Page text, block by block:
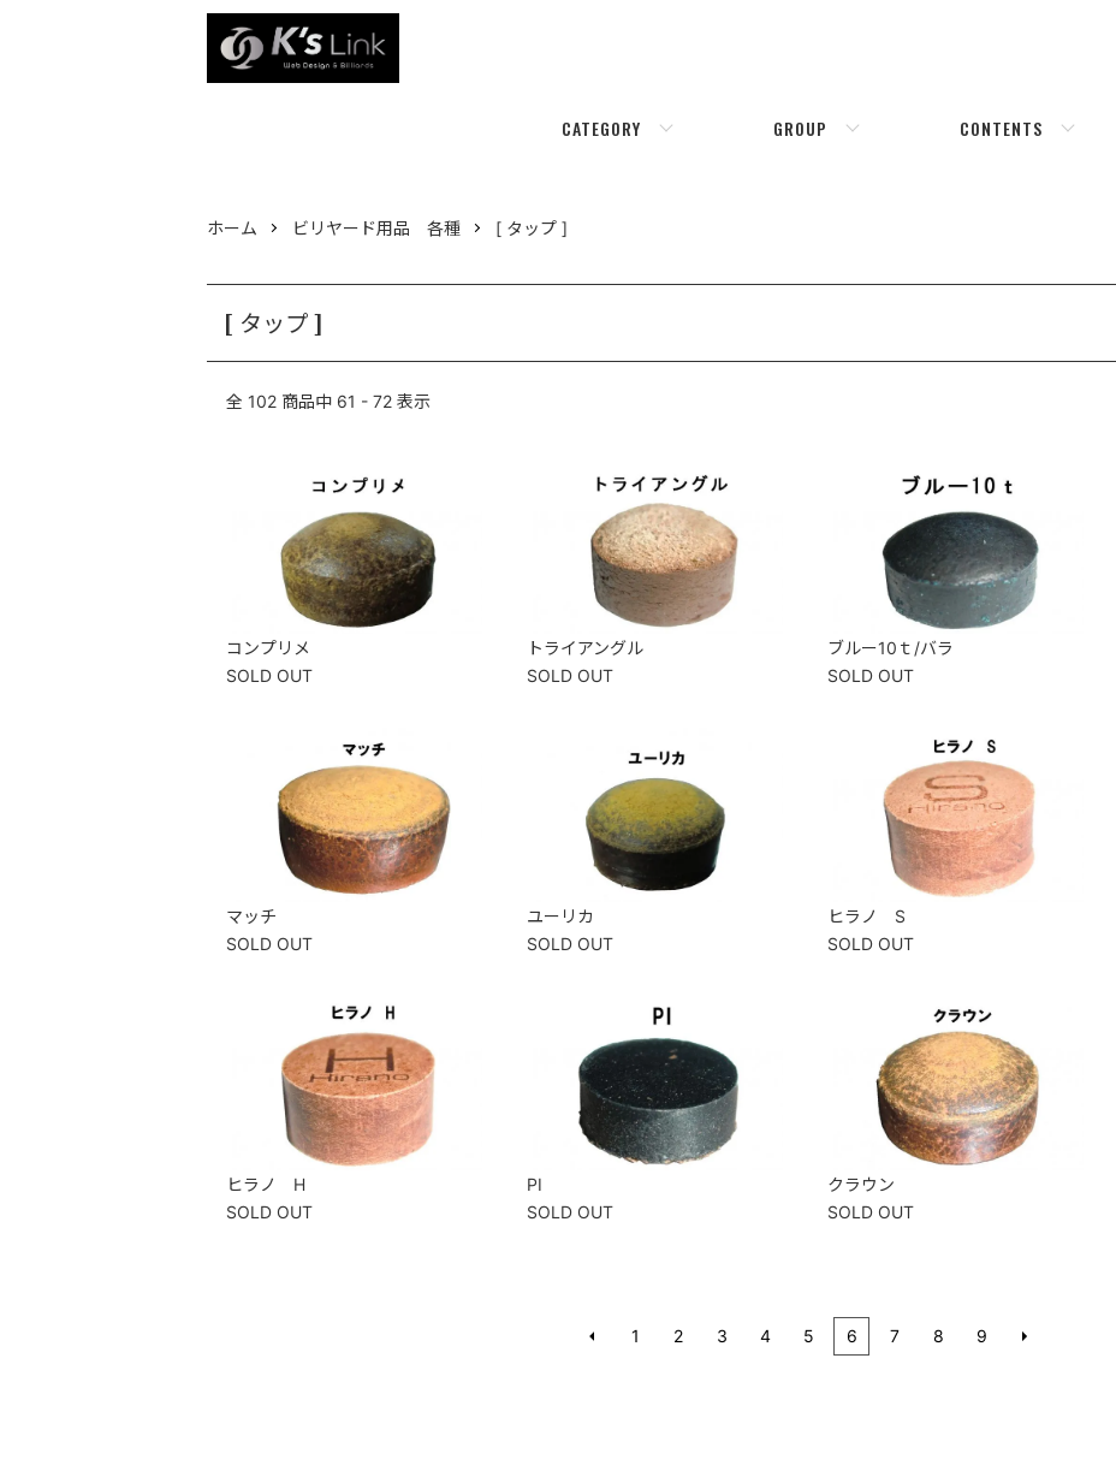
CATEGORY GROUP CONTENTS
ホーム ビリヤード用品 各種 [ タップ ]
[ タップ ]
全 102 商品中 61 - 72 表示
コンプリメ
SOLD OUT
トライアングル
SOLD OUT
ブルー10ｔ/バラ
SOLD OUT
マッチ
SOLD OUT
ユーリカ
SOLD OUT
ヒラノ S
SOLD OUT
ヒラノ H
SOLD OUT
PI
SOLD OUT
クラウン
SOLD OUT
1 2 3 4 5 6 7 8 9